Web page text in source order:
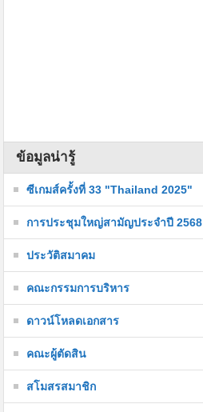
ข้อมูลน่ารู้
ซีเกมส์ครั้งที่ 33 "Thailand 2025"
การประชุมใหญ่สามัญประจำปี 2568
ประวัติสมาคม
คณะกรรมการบริหาร
ดาวน์โหลดเอกสาร
คณะผู้ตัดสิน
สโมสรสมาชิก